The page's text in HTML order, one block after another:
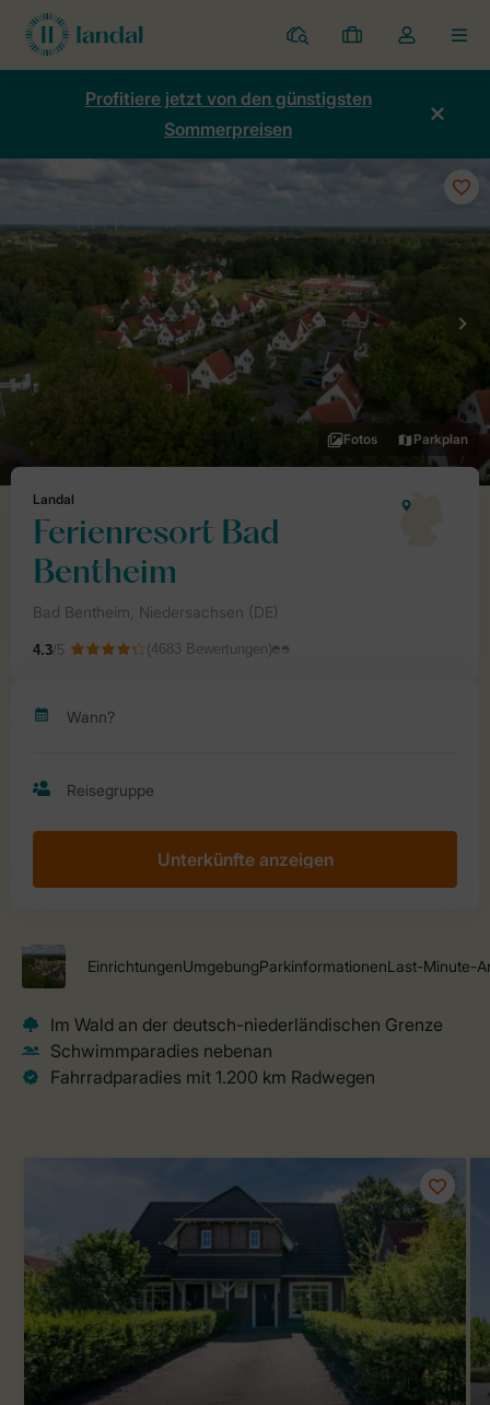
Ferienparks
Meine
Buchungen
Dropdown-
Menü
Kontos
Profitiere jetzt von den günstigsten
Sommerpreisen
Unterkünfte anzeigen